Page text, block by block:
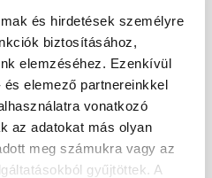
és hirdetések személyre
biztosításához,
elemzéséhez. Ezenkívül
elemező partnereinkkel
vonatkozó
az adatokat más olyan
meg számukra vagy az
gyűjtöttek. A